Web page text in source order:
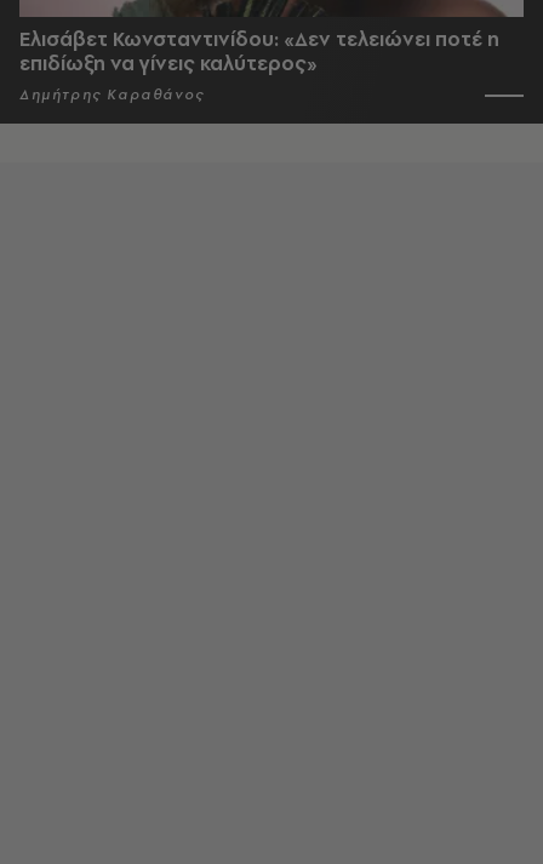
Ελισάβετ Κωνσταντινίδου: «Δεν τελειώνει ποτέ η
επιδίωξη να γίνεις καλύτερος»
Δημήτρης Καραθάνος